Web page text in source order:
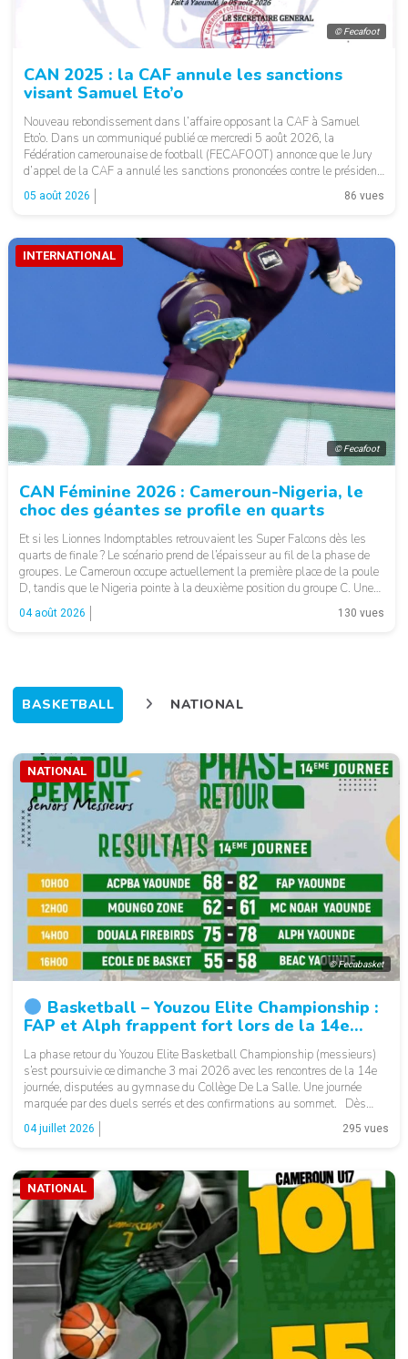
© Fecafoot
CAN 2025 : la CAF annule les sanctions
visant Samuel Eto’o
Nouveau rebondissement dans l’affaire opposant la CAF à Samuel
Eto’o. Dans un communiqué publié ce mercredi 5 août 2026, la
Fédération camerounaise de football (FECAFOOT) annonce que le Jury
d’appel de la CAF a annulé les sanctions prononcées contre le président
de la fédération camerounaise. Le dossier concernait les incidents
survenus lors du match Cameroun-Maroc […]
05 août 2026 86 vues
© Fecafoot
INTERNATIONAL
CAN Féminine 2026 : Cameroun-Nigeria, le
choc des géantes se profile en quarts
Et si les Lionnes Indomptables retrouvaient les Super Falcons dès les
quarts de finale ? Le scénario prend de l’épaisseur au fil de la phase de
groupes. Le Cameroun occupe actuellement la première place de la poule
D, tandis que le Nigeria pointe à la deuxième position du groupe C. Une
configuration qui pourrait offrir, […]
04 août 2026 130 vues
BASKETBALL NATIONAL
© Fecabasket
NATIONAL
Basketball – Youzou Elite Championship :
FAP et Alph frappent fort lors de la 14e
journée.
La phase retour du Youzou Elite Basketball Championship (messieurs)
s’est poursuivie ce dimanche 3 mai 2026 avec les rencontres de la 14e
journée, disputées au gymnase du Collège De La Salle. Une journée
marquée par des duels serrés et des confirmations au sommet. Dès
l’ouverture, FAP Yaoundé a affiché sa supériorité en dominant ACPBA […]
04 juillet 2026 295 vues
NATIONAL